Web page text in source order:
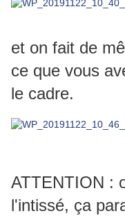
et on fait de
ce que vous
le cadre.
ATTENTION :
l'intissé, ça